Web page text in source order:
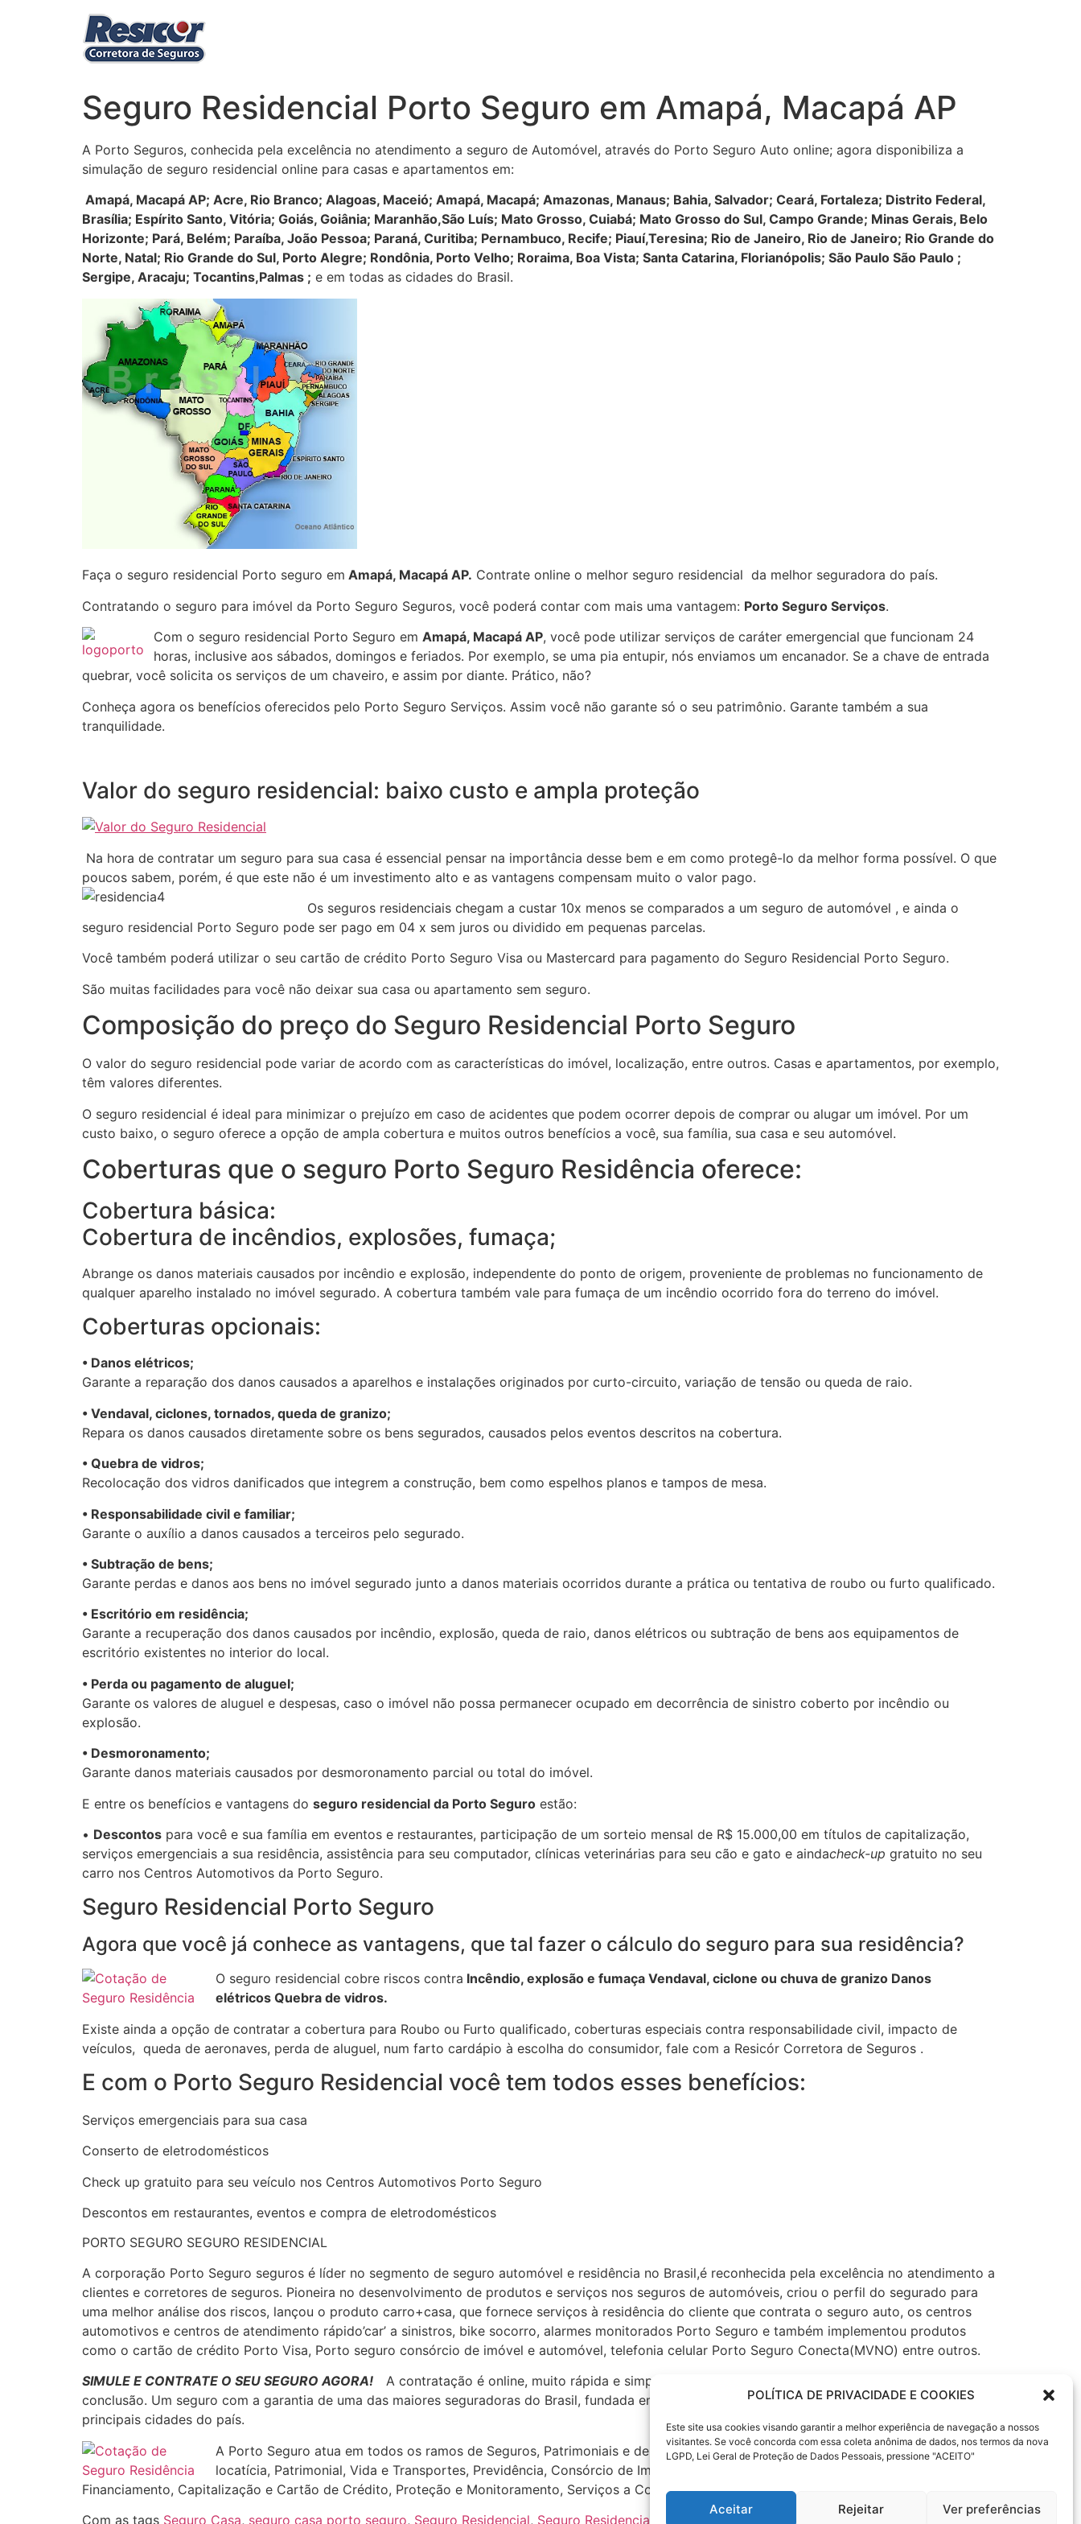
POLÍTICA DE PRIVACIDADE E COOKIES
Este site usa cookies visando garantir a melhor experiência de navegação a nossos
visitantes. Se você concorda com essa coleta anônima de dados, nos termos da nova
LGPD, Lei Geral de Proteção de Dados Pessoais, pressione "ACEITO"
Aceitar Rejeitar Ver preferências
Seguro Residencial Porto Seguro em Amapá, Macapá AP
A Porto Seguros, conhecida pela excelência no atendimento a seguro de Automóvel, através do Porto Seguro Auto online; agora disponibiliza a
simulação de seguro residencial online para casas e apartamentos em:
Amapá, Macapá AP; Acre, Rio Branco; Alagoas, Maceió; Amapá, Macapá; Amazonas, Manaus; Bahia, Salvador; Ceará, Fortaleza; Distrito Federal,
Brasília; Espírito Santo, Vitória; Goiás, Goiânia; Maranhão,São Luís; Mato Grosso, Cuiabá; Mato Grosso do Sul, Campo Grande; Minas Gerais, Belo
Horizonte; Pará, Belém; Paraíba, João Pessoa; Paraná, Curitiba; Pernambuco, Recife; Piauí,Teresina; Rio de Janeiro, Rio de Janeiro; Rio Grande do
Norte, Natal; Rio Grande do Sul, Porto Alegre; Rondônia, Porto Velho; Roraima, Boa Vista; Santa Catarina, Florianópolis; São Paulo São Paulo ;
Sergipe, Aracaju; Tocantins,Palmas ; e em todas as cidades do Brasil.
Faça o seguro residencial Porto seguro em Amapá, Macapá AP. Contrate online o melhor seguro residencial da melhor seguradora do país.
Contratando o seguro para imóvel da Porto Seguro Seguros, você poderá contar com mais uma vantagem: Porto Seguro Serviços.
Com o seguro residencial Porto Seguro em Amapá, Macapá AP, você pode utilizar serviços de caráter emergencial que funcionam 24
horas, inclusive aos sábados, domingos e feriados. Por exemplo, se uma pia entupir, nós enviamos um encanador. Se a chave de entrada
quebrar, você solicita os serviços de um chaveiro, e assim por diante. Prático, não?
Conheça agora os benefícios oferecidos pelo Porto Seguro Serviços. Assim você não garante só o seu patrimônio. Garante também a sua
tranquilidade.
Valor do seguro residencial: baixo custo e ampla proteção
Na hora de contratar um seguro para sua casa é essencial pensar na importância desse bem e em como protegê-lo da melhor forma possível. O que
poucos sabem, porém, é que este não é um investimento alto e as vantagens compensam muito o valor pago.
Os seguros residenciais chegam a custar 10x menos se comparados a um seguro de automóvel , e ainda o
seguro residencial Porto Seguro pode ser pago em 04 x sem juros ou dividido em pequenas parcelas.
Você também poderá utilizar o seu cartão de crédito Porto Seguro Visa ou Mastercard para pagamento do Seguro Residencial Porto Seguro.
São muitas facilidades para você não deixar sua casa ou apartamento sem seguro.
Composição do preço do Seguro Residencial Porto Seguro
O valor do seguro residencial pode variar de acordo com as características do imóvel, localização, entre outros. Casas e apartamentos, por exemplo,
têm valores diferentes.
O seguro residencial é ideal para minimizar o prejuízo em caso de acidentes que podem ocorrer depois de comprar ou alugar um imóvel. Por um
custo baixo, o seguro oferece a opção de ampla cobertura e muitos outros benefícios a você, sua família, sua casa e seu automóvel.
Coberturas que o seguro Porto Seguro Residência oferece:
Cobertura básica:
Cobertura de incêndios, explosões, fumaça;
Abrange os danos materiais causados por incêndio e explosão, independente do ponto de origem, proveniente de problemas no funcionamento de
qualquer aparelho instalado no imóvel segurado. A cobertura também vale para fumaça de um incêndio ocorrido fora do terreno do imóvel.
Coberturas opcionais:
• Danos elétricos;
Garante a reparação dos danos causados a aparelhos e instalações originados por curto-circuito, variação de tensão ou queda de raio.
• Vendaval, ciclones, tornados, queda de granizo;
Repara os danos causados diretamente sobre os bens segurados, causados pelos eventos descritos na cobertura.
• Quebra de vidros;
Recolocação dos vidros danificados que integrem a construção, bem como espelhos planos e tampos de mesa.
• Responsabilidade civil e familiar;
Garante o auxílio a danos causados a terceiros pelo segurado.
• Subtração de bens;
Garante perdas e danos aos bens no imóvel segurado junto a danos materiais ocorridos durante a prática ou tentativa de roubo ou furto qualificado.
• Escritório em residência;
Garante a recuperação dos danos causados por incêndio, explosão, queda de raio, danos elétricos ou subtração de bens aos equipamentos de
escritório existentes no interior do local.
• Perda ou pagamento de aluguel;
Garante os valores de aluguel e despesas, caso o imóvel não possa permanecer ocupado em decorrência de sinistro coberto por incêndio ou
explosão.
• Desmoronamento;
Garante danos materiais causados por desmoronamento parcial ou total do imóvel.
E entre os benefícios e vantagens do seguro residencial da Porto Seguro estão:
• Descontos para você e sua família em eventos e restaurantes, participação de um sorteio mensal de R$ 15.000,00 em títulos de capitalização,
serviços emergenciais a sua residência, assistência para seu computador, clínicas veterinárias para seu cão e gato e aindacheck-up gratuito no seu
carro nos Centros Automotivos da Porto Seguro.
Seguro Residencial Porto Seguro
Agora que você já conhece as vantagens, que tal fazer o cálculo do seguro para sua residência?
O seguro residencial cobre riscos contra Incêndio, explosão e fumaça Vendaval, ciclone ou chuva de granizo Danos
elétricos Quebra de vidros.
Existe ainda a opção de contratar a cobertura para Roubo ou Furto qualificado, coberturas especiais contra responsabilidade civil, impacto de
veículos, queda de aeronaves, perda de aluguel, num farto cardápio à escolha do consumidor, fale com a Resicór Corretora de Seguros .
E com o Porto Seguro Residencial você tem todos esses benefícios:
Serviços emergenciais para sua casa
Conserto de eletrodomésticos
Check up gratuito para seu veículo nos Centros Automotivos Porto Seguro
Descontos em restaurantes, eventos e compra de eletrodomésticos
PORTO SEGURO SEGURO RESIDENCIAL
A corporação Porto Seguro seguros é líder no segmento de seguro automóvel e residência no Brasil,é reconhecida pela excelência no atendimento a
clientes e corretores de seguros. Pioneira no desenvolvimento de produtos e serviços nos seguros de automóveis, criou o perfil do segurado para
uma melhor análise dos riscos, lançou o produto carro+casa, que fornece serviços à residência do cliente que contrata o seguro auto, os centros
automotivos e centros de atendimento rápido’car’ a sinistros, bike socorro, alarmes monitorados Porto Seguro e também implementou produtos
como o cartão de crédito Porto Visa, Porto seguro consórcio de imóvel e automóvel, telefonia celular Porto Seguro Conecta(MVNO) entre outros.
SIMULE E CONTRATE O SEU SEGURO AGORA!
A contratação é online, muito rápida e simples. Você levará apenas alguns minutos para a
conclusão. Um seguro com a garantia de uma das maiores seguradoras do Brasil, fundada em 1945, com milhões de clientes e com escritórios nas
principais cidades do país.
A Porto Seguro atua em todos os ramos de Seguros, Patrimoniais e de Pessoas, seguro Automóvel, Saúde Empresarial, fiança
locatícia, Patrimonial, Vida e Transportes, Previdência, Consórcio de Imóveis e Automóveis, Administração de Investimentos,
Financiamento, Capitalização e Cartão de Crédito, Proteção e Monitoramento, Serviços a Condomínios e Residências e Telecomunicações.
Com as tags Seguro Casa, seguro casa porto seguro, Seguro Residencial, Seguro Residencial Porto Seguro